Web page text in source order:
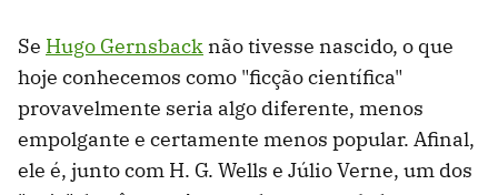
Se Hugo Gernsback não tivesse nascido, o que
hoje conhecemos como "ficção científica"
provavelmente seria algo diferente, menos
empolgante e certamente menos popular. Afinal,
ele é, junto com H. G. Wells e Júlio Verne, um dos